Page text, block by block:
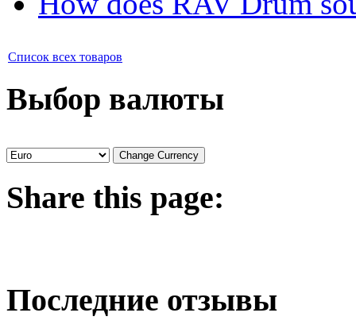
Список всех товаров
Выбор валюты
Share this page:
Последние отзывы